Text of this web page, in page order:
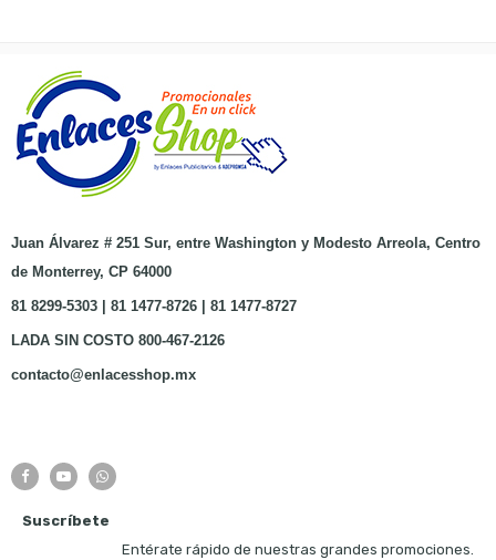
Juan Álvarez # 251 Sur, entre Washington y Modesto Arreola, Centro
de Monterrey, CP 64000
81 8299-5303 | 81 1477-8726 | 81 1477-8727
LADA SIN COSTO 800-467-2126
contacto@enlacesshop.mx
Suscríbete
Entérate rápido de nuestras grandes promociones.